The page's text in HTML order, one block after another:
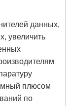
данных,
увеличить
плюсом
по